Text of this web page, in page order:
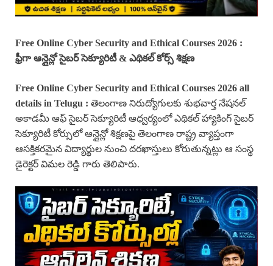
Free Online Cyber Security and Ethical Courses 2026 :
ఫ్రీగా ఆన్లైన్లో సైబర్ సెక్యూరిటీ & ఎథికల్ కోర్స్ శిక్షణ
Free Online Cyber Security and Ethical Courses 2026 all
details in Telugu : తెలంగాణ నిరుద్యోగులకు శుభవార్త నేషనల్
అకాడమీ ఆఫ్ సైబర్ సెక్యూరిటీ ఆధ్వర్యంలో ఎథికల్ హ్యాకింగ్ సైబర్
సెక్యూరిటీ కోర్సులో ఆన్లైన్లో శిక్షణపై తెలంగాణ రాష్ట్ర వ్యాప్తంగా
ఆసక్తికరమైన విద్యార్థుల నుంచి దరఖాస్తులు కోరుతున్నట్లు ఆ సంస్థ
డైరెక్టర్ విమల రెడ్డి గారు తెలిపారు.